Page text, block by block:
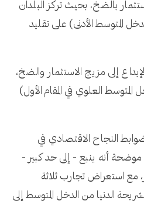
بالضخ، بحيث تركز البلدان
المتوسط الأدنى) على تقليد
إلى مزيج الاستثمار والضخ،
العلوي في المقام الأول)
النجاح الاقتصادي في
موضحة أنه ينبع - إلى حد كبير -
مع استعراض تجارب ثلاثة
الدنيا من الدخل المتوسط إلى